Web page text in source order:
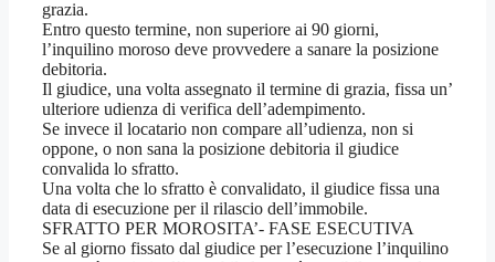
grazia.
Entro questo termine, non superiore ai 90 giorni,
l’inquilino moroso deve provvedere a sanare la posizione
debitoria.
Il giudice, una volta assegnato il termine di grazia, fissa un’
ulteriore udienza di verifica dell’adempimento.
Se invece il locatario non compare all’udienza, non si
oppone, o non sana la posizione debitoria il giudice
convalida lo sfratto.
Una volta che lo sfratto è convalidato, il giudice fissa una
data di esecuzione per il rilascio dell’immobile.
SFRATTO PER MOROSITA’- FASE ESECUTIVA
Se al giorno fissato dal giudice per l’esecuzione l’inquilino